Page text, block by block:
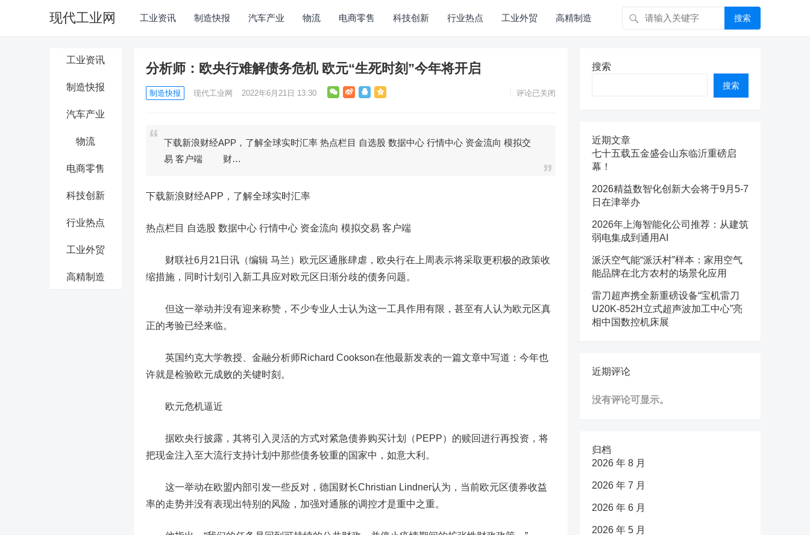
现代工业网 工业资讯 制造快报 汽车产业 物流 电商零售 科技创新 行业热点 工业外贸 高精制造 搜索
工业资讯
制造快报
汽车产业
物流
电商零售
科技创新
行业热点
工业外贸
高精制造
分析师：欧央行难解债务危机 欧元“生死时刻”今年将开启
制造快报 现代工业网 2022年6月21日 13:30 评论已关闭
下载新浪财经APP，了解全球实时汇率 热点栏目 自选股 数据中心 行情中心 资金流向 模拟交
易 客户端 财…
下载新浪财经APP，了解全球实时汇率
热点栏目 自选股 数据中心 行情中心 资金流向 模拟交易 客户端
财联社6月21日讯（编辑 马兰） 欧元区通胀肆虐，欧央行在上周表示将采取更积极的政策收
缩措施，同时计划引入新工具应对欧元区日渐分歧的债务问题。
但这一举动并没有迎来称赞，不少专业人士认为这一工具作用有限，甚至有人认为欧元区真
正的考验已经来临。
英国约克大学教授、金融分析师Richard Cookson在他最新发表的一篇文章中写道：今年也
许就是检验欧元成败的关键时刻。
欧元危机逼近
据欧央行披露，其将引入灵活的方式对紧急债券购买计划（PEPP）的赎回进行再投资，将
把现金注入至大流行支持计划中那些债务较重的国家中，如意大利。
这一举动在欧盟内部引发一些反对，德国财长Christian Lindner认为，当前欧元区债券收益
率的走势并没有表现出特别的风险，加强对通胀的调控才是重中之重。
搜索
搜索
近期文章
七十五载五金盛会山东临沂重磅启
幕！
2026精益数智化创新大会将于9月5-7
日在津举办
2026年上海智能化公司推荐：从建筑
弱电集成到通用AI
派沃空气能“派沃村”样本：家用空气
能品牌在北方农村的场景化应用
雷刀超声携全新重磅设备“宝机雷刀
U20K-852H立式超声波加工中心”亮
相中国数控机床展
近期评论
没有评论可显示。
归档
2026 年 8 月
2026 年 7 月
2026 年 6 月
2026 年 5 月